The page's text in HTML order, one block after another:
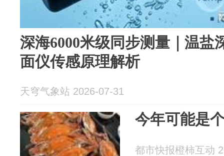
深海6000米级同步测量｜温盐
面仪传感原理解析
天穹气象站 2026-07-31
今年可能是
都市快报橙柿互动